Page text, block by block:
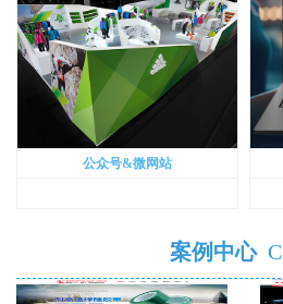
公众号&微网站
案例中心